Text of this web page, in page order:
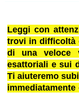
Leggi con
trovi in difficoltà
di una veloce
esattoriali e sui
Ti aiuteremo